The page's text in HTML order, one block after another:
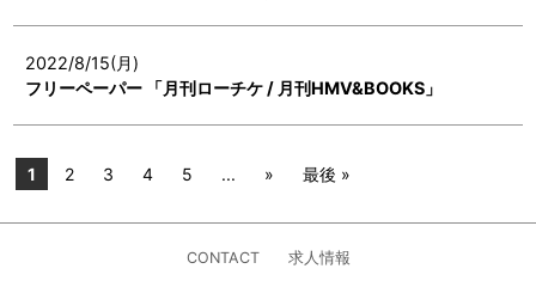
2022/8/15(月)
フリーペーパー 「月刊ローチケ / 月刊HMV&BOOKS」
1 2 3 4 5 ... » 最後 »
CONTACT 求人情報